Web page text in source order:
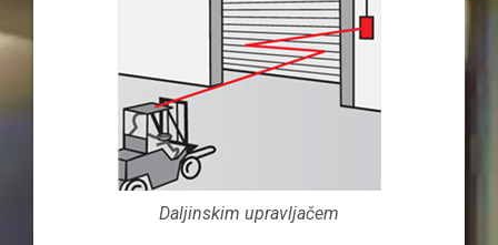
Daljinskim upravljačem